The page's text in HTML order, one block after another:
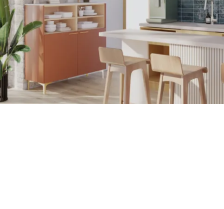
Tendance
Interieurs Scandinaves
La Décoration Selon Votre Signe Astrologique
Les Trouvailles Déco Du Jour
Loft
Maison Appartement Écologique
Maison Container/container House
Maison D'hôtes
Maison Et Appartement Vintage
On Décode La Déco
Petite Surface
Piscine Question De Style
Renovation
Revue De Week End
Tiny House